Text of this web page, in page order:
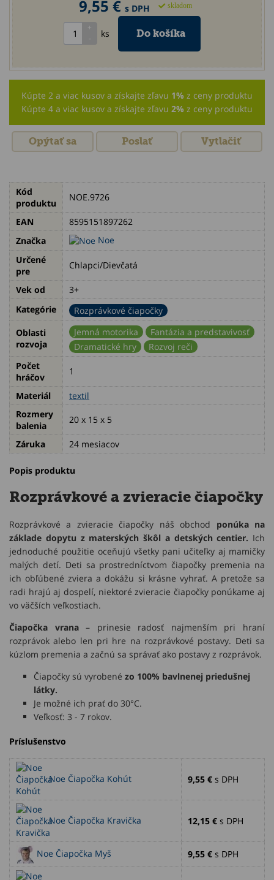
9,55 € s DPH skladom
ks
Kúpte 2 a viac kusov a získajte zľavu 1% z ceny produktu
Kúpte 4 a viac kusov a získajte zľavu 2% z ceny produktu
Opýtať sa Poslať Vytlačiť
Kód
produktu
NOE.9726
EAN
8595151897262
Značka
Noe
Určené
pre
Chlapci/Dievčatá
Vek od
3+
Kategórie
Rozprávkové čiapočky
Oblasti
rozvoja
Jemná motorika
Fantázia a predstavivosť
Dramatické hry
Rozvoj reči
Počet
hráčov
1
Materiál
textil
Rozmery
balenia
20 x 15 x 5
Záruka 24 mesiacov
Popis produktu
Rozprávkové a zvieracie čiapočky
Rozprávkové a zvieracie čiapočky náš obchod ponúka na
základe dopytu z materských škôl a detských centier. Ich
jednoduché použitie oceňujú všetky pani učiteľky aj mamičky
malých detí. Deti sa prostredníctvom čiapočky premenia na
ich obľúbené zviera a dokážu si krásne vyhrať. A pretože sa
radi hrajú aj dospelí, niektoré zvieracie čiapočky ponúkame aj
vo väčších veľkostiach.
Čiapočka vrana– prinesie radosť najmenším pri hraní
rozprávok alebo len pri hre na rozprávkové postavy. Deti sa
kúzlom premenia a začnú sa správať ako postavy z rozprávok.
Čiapočky sú vyrobené zo 100% bavlnenej priedušnej
látky.
Je možné ich prať do 30°C.
Veľkosť: 3 - 7 rokov.
Príslušenstvo
Noe Čiapočka Kohút 9,55 € s DPH
Noe Čiapočka Kravička 12,15 € s DPH
Noe Čiapočka Myš 9,55 € s DPH